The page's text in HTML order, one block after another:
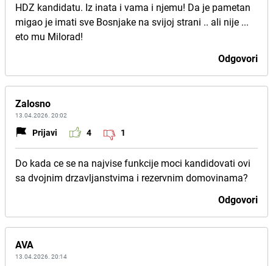
HDZ kandidatu. Iz inata i vama i njemu! Da je pametan
migao je imati sve Bosnjake na svijoj strani .. ali nije ...
eto mu Milorad!
Odgovori
Zalosno
13.04.2026. 20:02
Prijavi 4 1
Do kada ce se na najvise funkcije moci kandidovati ovi
sa dvojnim drzavljanstvima i rezervnim domovinama?
Odgovori
AVA
13.04.2026. 20:14